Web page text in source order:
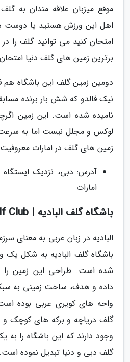
موقع میزبان علاقه مندان به
اهل این ورزش هستید یا دوست
امتحان کنید می توانید گلف را
برترین زمین های گلف دنیا
دومین زمین گلف این باشگاه هم
نیک فالدو که شش بار برنده
نامیده شده است. این زمین
لوکس و مجلل نیست اما به سرعت
زمین های گلف در امارات معروفیت
آدرس: دبی، نزدیک
امارات
باشگاه گلف البادیه | Al Badia Golf Club
البادیه در زبان عربی به معنای
باشگاه گلف البادیه به شکل یک
شده است. طراحی این زمین را
داده و هدف، ساخت زمینی به
واحه های کویری عربی بوده
گلف دریاچه و برکه های کوچک
وجود دارند که این باشگاه را به
گلف دبی و دنیا تبدیل نموده است.